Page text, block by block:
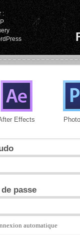
:
Effects
passe
automatique